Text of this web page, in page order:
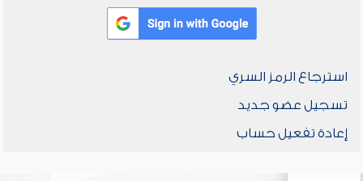
استرجاع الرمز السري
تسجيل عضو جديد
إعادة تفعيل حساب